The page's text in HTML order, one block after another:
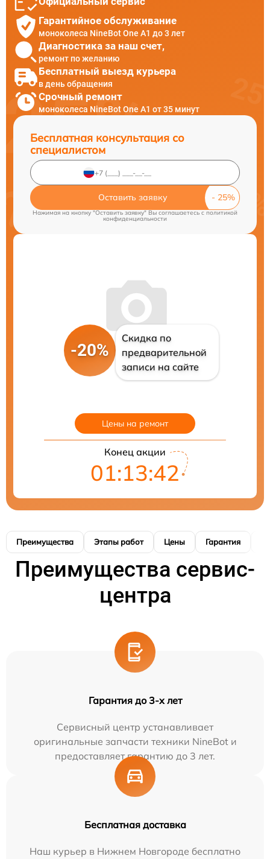
Гарантийное обслуживание
моноколеса NineBot One A1 до 3 лет
Диагностика за наш счет,
ремонт по желанию
Бесплатный выезд курьера
в день обращения
Срочный ремонт
моноколеса NineBot One A1 от 35 минут
Бесплатная консультация со
специалистом
Оставить заявку
Нажимая на кнопку "Оставить заявку" Вы соглашаетесь c политикой
конфиденциальности
-20%
Скидка по
предварительной
записи на сайте
Цены на ремонт
Конец акции
01:13:42
Преимущества Этапы работ Цены Гарантия
Преимущества сервис-
центра
Гарантия до 3-х лет
Сервисный центр устанавливает
оригинальные запчасти техники NineBot и
предоставляет гарантию до 3 лет.
Бесплатная доставка
Наш курьер в Нижнем Новгороде бесплатно